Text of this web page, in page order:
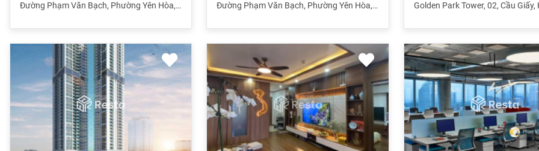
Đường Phạm Văn Bạch, Phường Yên Hòa,Quận Cầu Giấy,Hà Nội
Đường Phạm Văn Bạch, Phường Yên Hòa,Quận Cầu Giấy,Hà Nội
Golden Park Tower, 02, Cầu Giấy,